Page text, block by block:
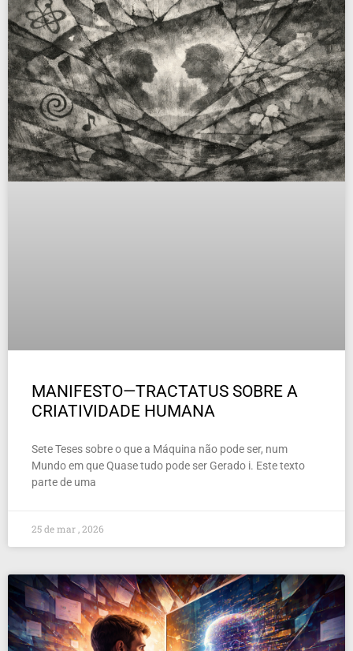
MANIFESTO—TRACTATUS SOBRE A
CRIATIVIDADE HUMANA
Sete Teses sobre o que a Máquina não pode ser, num
Mundo em que Quase tudo pode ser Gerado i. Este texto
parte de uma
25 de mar , 2026